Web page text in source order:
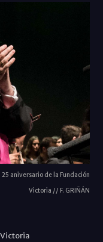
aniversario de la Fundación
Victoria // F. GRIÑÁN